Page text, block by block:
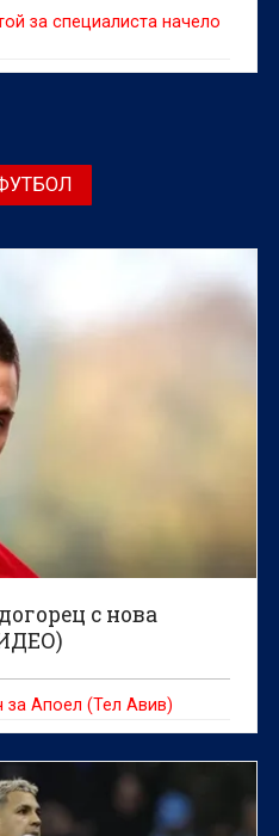
за специалиста начело
с нова
Апоел (Тел Авив)